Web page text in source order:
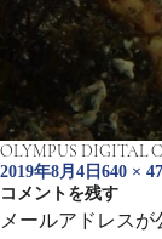
OLYMPUS DIGITAL
投
稿
日:
2019年8月4日 フ
ル
サ
640 ×
コメントを残す
メールアドレスが